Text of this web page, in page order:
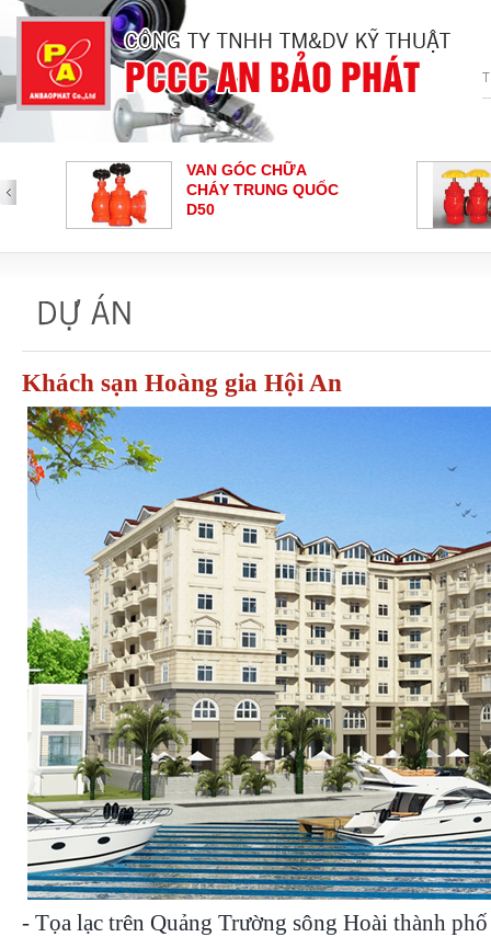
QUỐC
VAN GÓC CHỮA
CHÁY SHIN YI
Khách sạn Hoàng gia Hội An
- Tọa lạc trên Quảng Trường sông Hoài thành